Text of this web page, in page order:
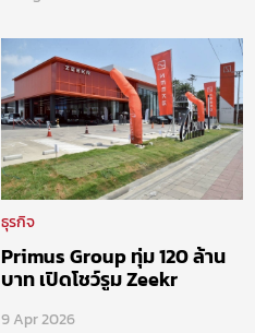
ธุรกิจ
Primus Group ทุ่ม 120 ล้าน
บาท เปิดโชว์รูม Zeekr
9 Apr 2026